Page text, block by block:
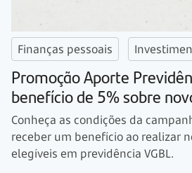
Finanças pessoais
Promoção Aporte
benefício de 5% sobre
Conheça as condições da
receber um benefício ao realizar
elegíveis em previdência VGBL.